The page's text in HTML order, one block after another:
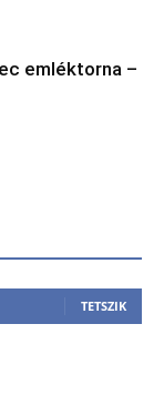
emléktorna –
TETSZIK